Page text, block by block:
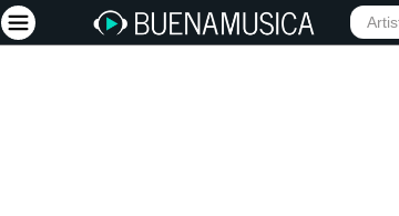
INICIO